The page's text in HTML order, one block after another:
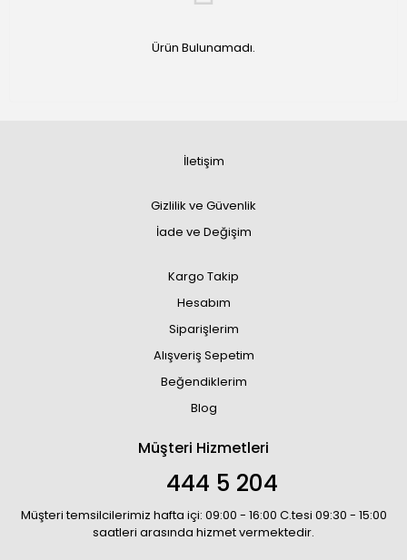
Ürün Bulunamadı.
İletişim
Gizlilik ve Güvenlik
İade ve Değişim
Kargo Takip
Hesabım
Siparişlerim
Alışveriş Sepetim
Beğendiklerim
Blog
Müşteri Hizmetleri
444 5 204
Müşteri temsilcilerimiz hafta içi: 09:00 - 16:00 C.tesi 09:30 - 15:00
saatleri arasında hizmet vermektedir.